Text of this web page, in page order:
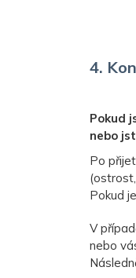
4.
Pokud
nebo
Po
Pokud
V
nebo